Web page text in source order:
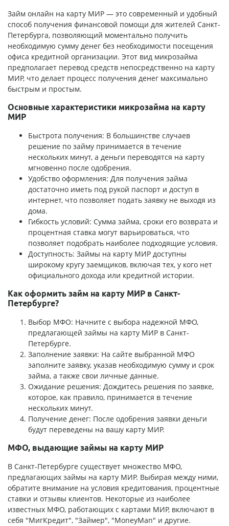
Займ онлайн на карту МИР — это современный и удобный
способ получения финансовой помощи для жителей Санкт-
Петербурга, позволяющий моментально получить
необходимую сумму денег без необходимости посещения
офиса кредитной организации. Этот вид микрозайма
предполагает перевод средств непосредственно на карту
МИР, что делает процесс получения денег максимально
быстрым и простым.
Основные характеристики микрозайма на карту
МИР
Быстрота получения: В большинстве случаев
решение по займу принимается в течение
нескольких минут, а деньги переводятся на карту
мгновенно после одобрения.
Удобство оформления: Для получения займа
достаточно иметь под рукой паспорт и доступ в
интернет, что позволяет подать заявку не выходя из
дома.
Гибкость условий: Сумма займа, сроки его возврата и
процентная ставка могут варьироваться, что
позволяет подобрать наиболее подходящие условия.
Доступность: Займы на карту МИР доступны
широкому кругу заемщиков, включая тех, у кого нет
официального дохода или кредитной истории.
Как оформить займ на карту МИР в Санкт-
Петербурге?
Выбор МФО: Начните с выбора надежной МФО,
предлагающей займы на карту МИР в Санкт-
Петербурге.
Заполнение заявки: На сайте выбранной МФО
заполните заявку, указав необходимую сумму и срок
займа, а также свои личные данные.
Ожидание решения: Дождитесь решения по заявке,
которое, как правило, принимается в течение
нескольких минут.
Получение денег: После одобрения заявки деньги
будут переведены на вашу карту МИР.
МФО, выдающие займы на карту МИР
В Санкт-Петербурге существует множество МФО,
предлагающих займы на карту МИР. Выбирая между ними,
обратите внимание на условия кредитования, процентные
ставки и отзывы клиентов. Некоторые из наиболее
известных МФО, работающих с картами МИР, включают в
себя "МигКредит", "Займер", "MoneyMan" и другие.